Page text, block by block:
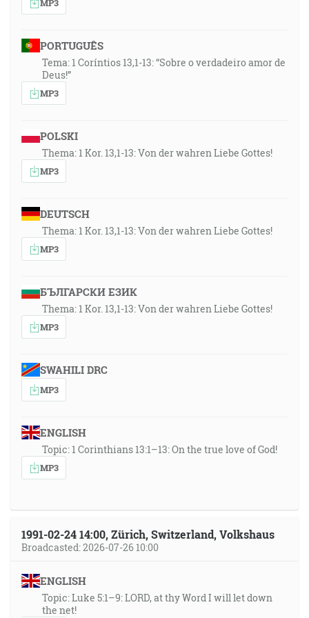
30:29
nahý sa ta navrátim. Hospodin dal, Hospodin vzal.
Nech je požehnané meno Hospodinovo. [Jb 1:21]
31:58
vyšiel od tvári Hospodinovej. [Jb 1:12]
36:10
36:44
Ten, kto hovorí jazykom, vzdeláva sám seba; ale ten,
kto prorokuje, vzdeláva cirkev. [1Kor 14:4]
36:45
Tak čo tedy robiť, bratia? Keď sa schádzate, každý z
vás má žalm, má učenie, má zjavenie, má jazyk, má
výklad - všetko nech je na vzdelanie. [1Kor 14:26]
37:04
Je napísané v prorokoch: A všetci budú učení od
37:32
Nebo a zem pominú, ale moje slová nikdy nepominú.
[Mt 24:35]
37:44
svojho Ducha na každé telo, a vaši synovia budú
videnia, a vašim starcom sa budú snívať sny. [Sk 2:17]
38:08
PORTUGUÊS
Tema: 1 Coríntios 13,1-13: “Sobre o verdadeiro amor de
Deus!”
MP3
POLSKI
Thema: 1 Kor. 13,1-13: Von der wahren Liebe Gottes!
MP3
DEUTSCH
Thema: 1 Kor. 13,1-13: Von der wahren Liebe Gottes!
MP3
БЪЛГАРСКИ ЕЗИК
Thema: 1 Kor. 13,1-13: Von der wahren Liebe Gottes!
MP3
SWAHILI DRC
MP3
ENGLISH
Topic: 1 Corinthians 13:1–13: On the true love of God!
MP3
1991-02-24 14:00, Zürich, Switzerland, Volkshaus
Broadcasted: 2026-07-26 10:00
ENGLISH
Topic: Luke 5:1–9: LORD, at thy Word I will let down
the net!